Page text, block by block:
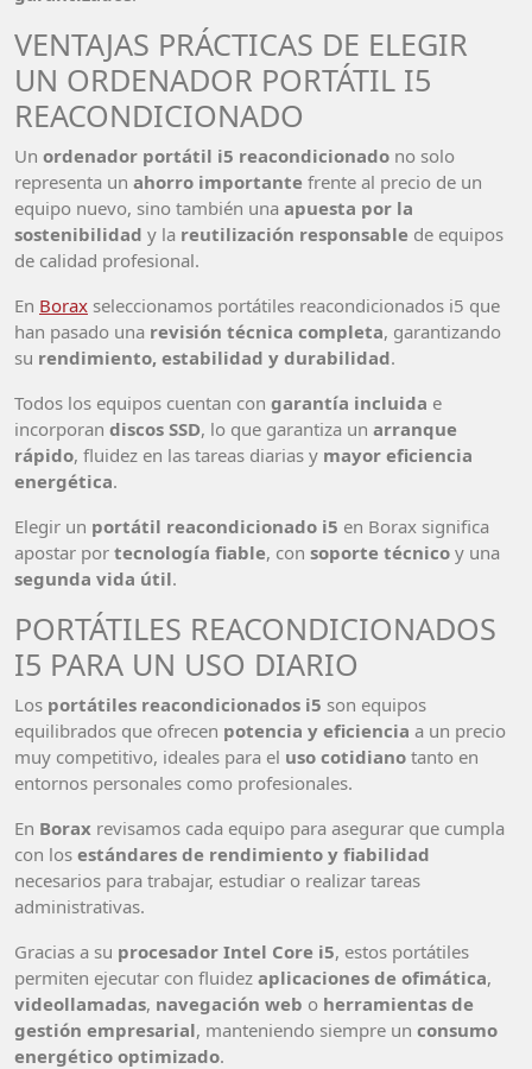
VENTAJAS PRÁCTICAS DE ELEGIR
UN ORDENADOR PORTÁTIL I5
REACONDICIONADO
Un ordenador portátil i5 reacondicionado no solo
representa un ahorro importante frente al precio de un
equipo nuevo, sino también una apuesta por la
sostenibilidad y la reutilización responsable de equipos
de calidad profesional.
En Borax seleccionamos portátiles reacondicionados i5 que
han pasado una revisión técnica completa, garantizando
su rendimiento, estabilidad y durabilidad.
Todos los equipos cuentan con garantía incluida e
incorporan discos SSD, lo que garantiza un arranque
rápido, fluidez en las tareas diarias y mayor eficiencia
energética.
Elegir un portátil reacondicionado i5 en Borax significa
apostar por tecnología fiable, con soporte técnico y una
segunda vida útil.
PORTÁTILES REACONDICIONADOS
I5 PARA UN USO DIARIO
Los portátiles reacondicionados i5 son equipos
equilibrados que ofrecen potencia y eficiencia a un precio
muy competitivo, ideales para el uso cotidiano tanto en
entornos personales como profesionales.
En Borax revisamos cada equipo para asegurar que cumpla
con los estándares de rendimiento y fiabilidad
necesarios para trabajar, estudiar o realizar tareas
administrativas.
Gracias a su procesador Intel Core i5, estos portátiles
permiten ejecutar con fluidez aplicaciones de ofimática,
videollamadas, navegación web o herramientas de
gestión empresarial, manteniendo siempre un consumo
energético optimizado.